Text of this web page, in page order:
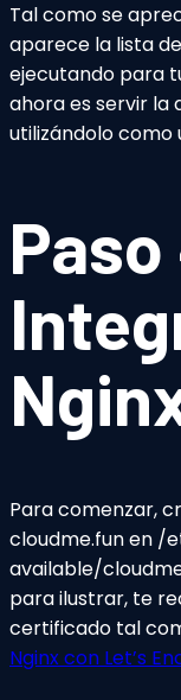
Tal como se
aparece la lista
ejecutando para
ahora es servir la
utilizándolo como
Para comenzar,
cloudme.fun en /
available/
para ilustrar, te
certificado tal
Nginx con Let’s